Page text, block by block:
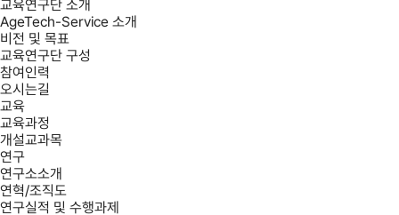
교육연구단 소개
AgeTech-Service 소개
비전 및 목표
교육연구단 구성
참여인력
오시는길
교육
교육과정
개설교과목
연구
연구소소개
연혁/조직도
연구실적 및 수행과제